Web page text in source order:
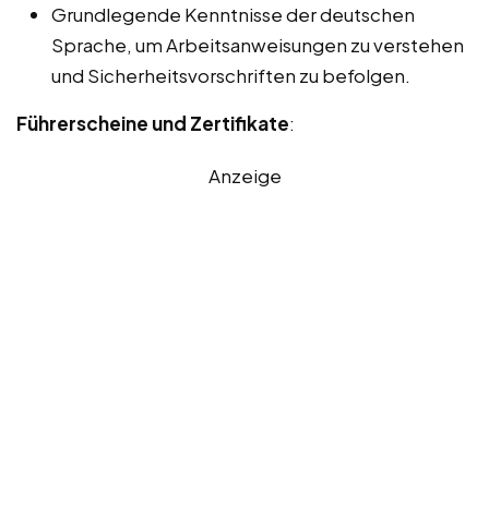
Grundlegende Kenntnisse der deutschen
Sprache, um Arbeitsanweisungen zu verstehen
und Sicherheitsvorschriften zu befolgen.
Führerscheine und Zertifikate:
Anzeige